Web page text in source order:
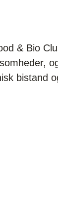
& Bio
bistand